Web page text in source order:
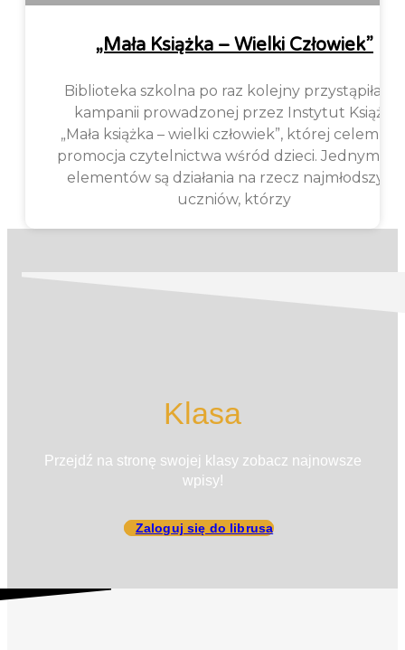
„Mała Książka – Wielki Człowiek”
Biblioteka szkolna po raz kolejny przystąpiła do
kampanii prowadzonej przez Instytut Książki
„Mała książka – wielki człowiek”, której celem
promocja czytelnictwa wśród dzieci. Jednym z
elementów są działania na rzecz najmłodszych
uczniów, którzy
Klasa
Przejdź na stronę swojej klasy zobacz najnowsze
wpisy!
Zaloguj się do librusa